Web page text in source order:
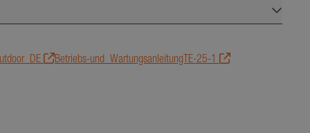
Betriebs-und_WartungsanleitungTE-25-1
von
von